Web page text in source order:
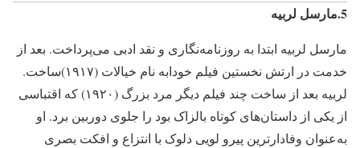
5.مارسل لربیه
مارسل لربیه ابتدا به روزنامه‌نگاری و نقد ادبی می‌پرداخت. بعد از
خدمت در ارتش نخستین فیلم خودابه نام خیالات (۱۹۱۷)ساخت.
لربیه بعد از ساخت چند فیلم دیگر مرد بزرگ (۱۹۲۰) که اقتباسی
از یکی از داستان‌های کوتاه بالزاک بود را جلوی دوربین برد. او
به‌عنوان وفادارترین پیرو لویی دلوک با انتزاع و افکت بصری